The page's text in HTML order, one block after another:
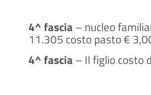
4^ fascia – nucleo
11.305 costo pasto €
4^ fascia – II figlio costo